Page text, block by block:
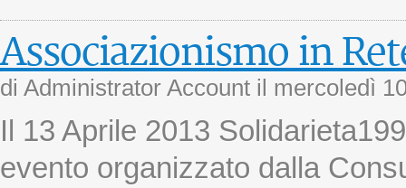
Associazionismo in
di Administrator Account il mercoledì
Il 13 Aprile 2013
evento organizzato dalla